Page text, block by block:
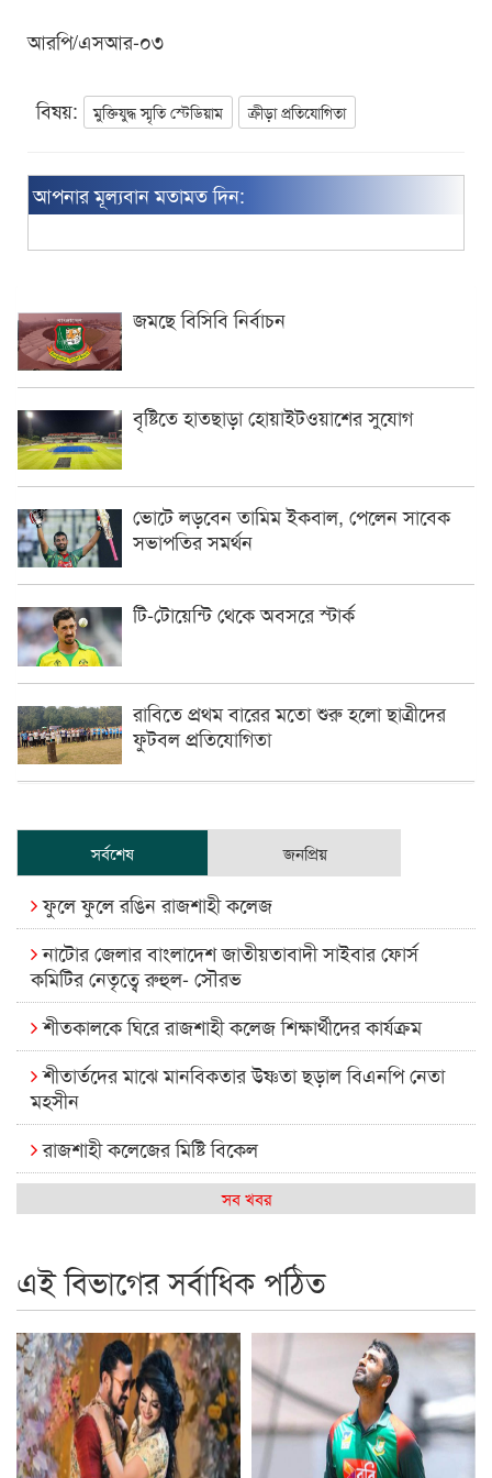
আরপি/এসআর-০৩
বিষয়: মুক্তিযুদ্ধ স্মৃতি স্টেডিয়াম ক্রীড়া প্রতিযোগিতা
আপনার মূল্যবান মতামত দিন:
জমছে বিসিবি নির্বাচন
বৃষ্টিতে হাতছাড়া হোয়াইটওয়াশের সুযোগ
ভোটে লড়বেন তামিম ইকবাল, পেলেন সাবেক
সভাপতির সমর্থন
টি-টোয়েন্টি থেকে অবসরে স্টার্ক
রাবিতে প্রথম বারের মতো শুরু হলো ছাত্রীদের
ফুটবল প্রতিযোগিতা
সর্বশেষ জনপ্রিয়
ফুলে ফুলে রঙিন রাজশাহী কলেজ
নাটোর জেলার বাংলাদেশ জাতীয়তাবাদী সাইবার ফোর্স
কমিটির নেতৃত্বে রুহুল- সৌরভ
শীতকালকে ঘিরে রাজশাহী কলেজ শিক্ষার্থীদের কার্যক্রম
শীতার্তদের মাঝে মানবিকতার উষ্ণতা ছড়াল বিএনপি নেতা
মহসীন
রাজশাহী কলেজের মিষ্টি বিকেল
কেমন আছে আমাদের দেশের মধ্যবিত্তরা
রাজশাইন একাডেমির ফল প্রকাশ ও পুরস্কার বিতরণ
রাজশাহী কলেজের শিক্ষার্থী শাখাওয়াত পেলেন স্টার এক্সিলেন্স
অ্যাওয়ার্ড
বিশ্ব নদী বিবস উপলক্ষে নদী সুরক্ষায় নাওযাত্রা
খেলার মাঠে বানানো হয়েছে গর্ত ঝুঁকিতে আষাড়িয়াদহর দুই
সব খবর
এই বিভাগের সর্বাধিক পঠিত